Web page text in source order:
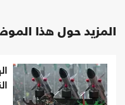
المزيد حول هذا